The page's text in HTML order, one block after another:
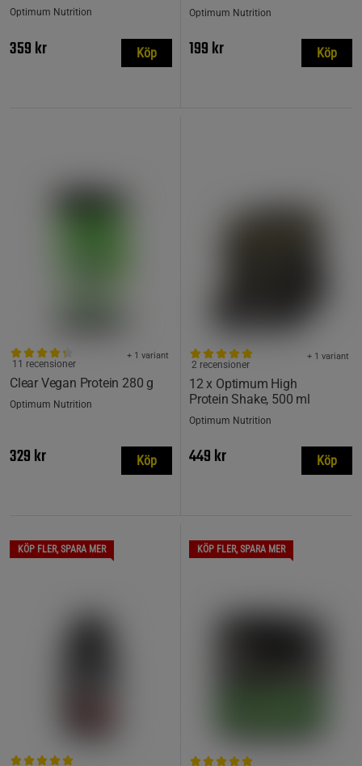
Optimum Nutrition
359 kr Köp
Optimum Nutrition
199 kr Köp
Clear Vegan Protein 280 g
+ 1 variant
11 recensioner
Optimum Nutrition
329 kr Köp
12 x Optimum High
Protein Shake, 500 ml
+ 1 variant
2 recensioner
Optimum Nutrition
449 kr Köp
KÖP FLER, SPARA MER KÖP FLER, SPARA MER